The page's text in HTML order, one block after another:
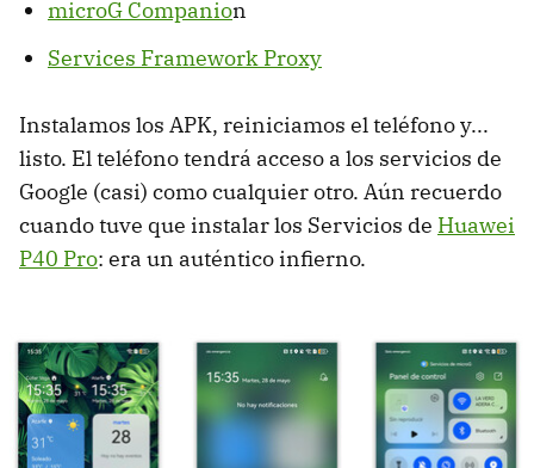
microG Companion
Services Framework Proxy
Instalamos los APK, reiniciamos el teléfono y...
listo. El teléfono tendrá acceso a los servicios de
Google (casi) como cualquier otro. Aún recuerdo
cuando tuve que instalar los Servicios de Huawei
P40 Pro: era un auténtico infierno.